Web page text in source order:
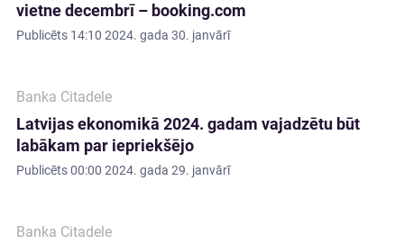
vietne decembrī – booking.com
Publicēts 14:10 2024. gada 30. janvārī
Banka Citadele
Latvijas ekonomikā 2024. gadam vajadzētu būt
labākam par iepriekšējo
Publicēts00:00 2024. gada 29. janvārī
Banka Citadele